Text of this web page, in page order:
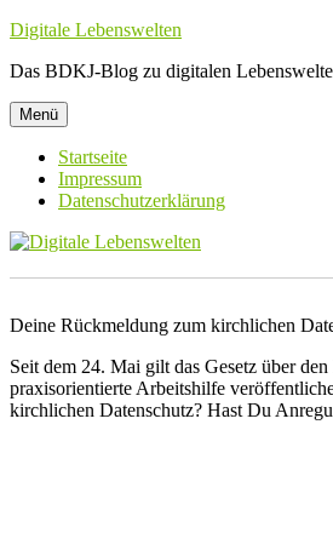
Zum
springen
Digitale Lebenswelten
Das BDKJ-Blog zu digitalen
Menü
Startseite
Impressum
Datenschutzerklärung
Deine Rückmeldung zum kirchlichen
Seit dem 24. Mai gilt das Gesetz über
praxisorientierte Arbeitshilfe
kirchlichen Datenschutz? Hast Du